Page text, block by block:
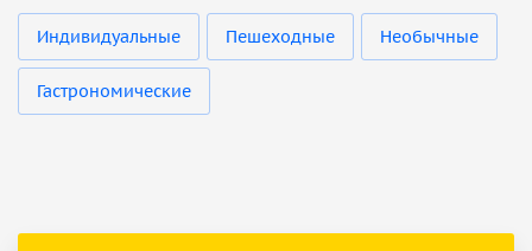
Индивидуальные Пешеходные Необычные
Гастрономические